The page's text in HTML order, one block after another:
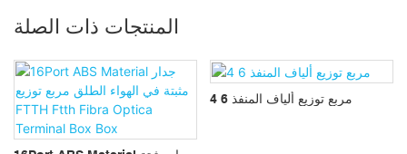
المنتجات ذات الصلة
4 6 مربع توزيع ألياف المنفذ